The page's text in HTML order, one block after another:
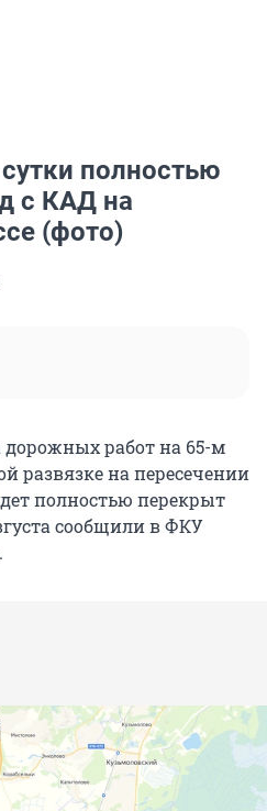
полностью
с КАД на
(фото)
дорожных работ на 65-м
развязке на пересечении
полностью перекрыт
сообщили в ФКУ